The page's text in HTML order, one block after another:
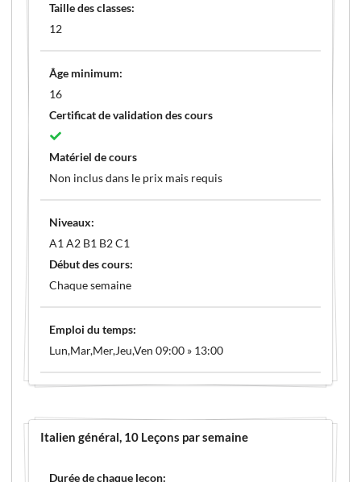
Taille des classes:
12
Âge minimum:
16
Certificat de validation des cours
Matériel de cours
Non inclus dans le prix mais requis
Niveaux:
A1 A2 B1 B2 C1
Début des cours:
Chaque semaine
Emploi du temps:
Lun,Mar,Mer,Jeu,Ven 09:00 » 13:00
Italien général , 10 Leçons par semaine
Durée de chaque leçon: